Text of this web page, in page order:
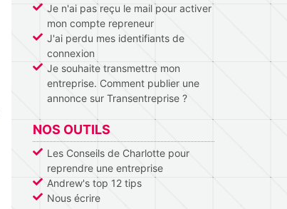
Je n'ai pas reçu le mail pour activer
mon compte repreneur
J'ai perdu mes identifiants de
connexion
Je souhaite transmettre mon
entreprise. Comment publier une
annonce sur Transentreprise ?
NOS OUTILS
Les Conseils de Charlotte pour
reprendre une entreprise
Andrew's top 12 tips
Nous écrire